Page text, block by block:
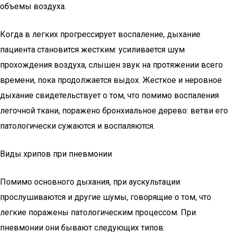
объемы воздуха.
Когда в легких прогрессирует воспаление, дыхание
пациента становится жестким: усиливается шум
прохождения воздуха, слышен звук на протяжении всего
времени, пока продолжается выдох. Жесткое и неровное
дыхание свидетельствует о том, что помимо воспаления
легочной ткани, поражено бронхиальное дерево: ветви его
патологически сужаются и воспаляются.
Виды хрипов при пневмонии
Помимо основного дыхания, при аускультации
прослушиваются и другие шумы, говорящие о том, что
легкие поражены патологическим процессом. При
пневмонии они бывают следующих типов: